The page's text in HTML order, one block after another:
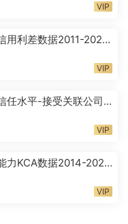
VIP
用利差数据2011-2026
VIP
任水平-接受关联公司
VIP
力KCA数据2014-2024
VIP